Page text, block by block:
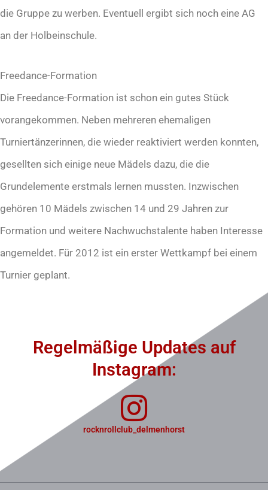
die Gruppe zu werben. Eventuell ergibt sich noch eine AG
an der Holbeinschule.
Freedance-Formation
Die Freedance-Formation ist schon ein gutes Stück
vorangekommen. Neben mehreren ehemaligen
Turniertänzerinnen, die wieder reaktiviert werden konnten,
gesellten sich einige neue Mädels dazu, die die
Grundelemente erstmals lernen mussten. Inzwischen
gehören 10 Mädels zwischen 14 und 29 Jahren zur
Formation und weitere Nachwuchstalente haben Interesse
angemeldet. Für 2012 ist ein erster Wettkampf bei einem
Turnier geplant.
Regelmäßige Updates auf
Instagram:
rocknrollclub_delmenhorst